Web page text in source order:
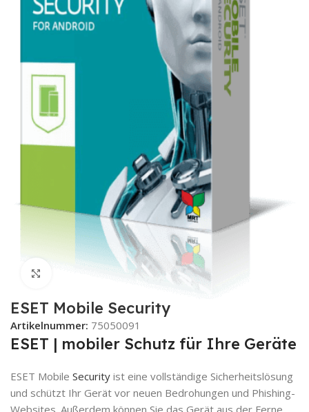
Zum Vergrößern klicken
ESET Mobile Security
Artikelnummer: 75050091
ESET | mobiler Schutz für Ihre Geräte
ESET Mobile Security ist eine vollständige Sicherheitslösung
und schützt Ihr Gerät vor neuen Bedrohungen und Phishing-